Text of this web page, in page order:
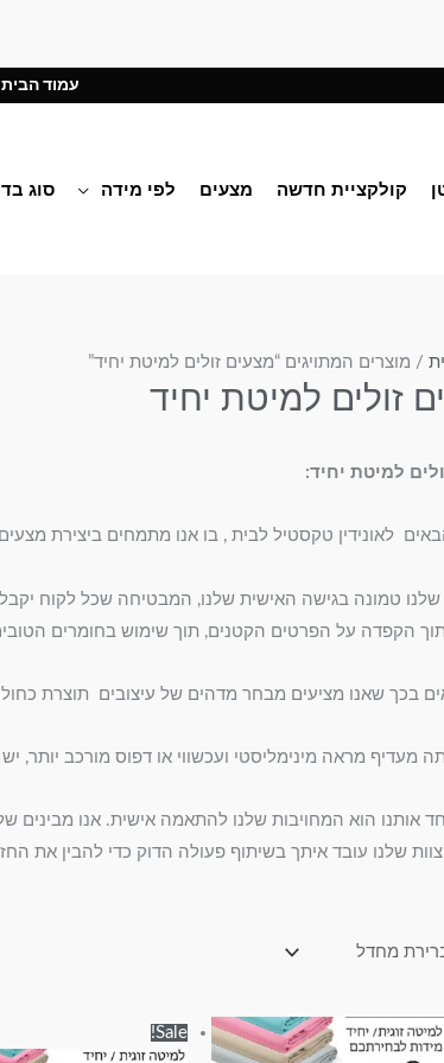
עמוד הבית
קולקציית חדשה מצעים לפי מידה סוג בד
/ מוצרים המתויגים “מצעים זולים למיטת יחיד”
זולים למיטת יחיד
למיטת יחיד:
לאונידין טקסטיל לבית , בו אנו מתמחים ביצירת
שלנו טמונה בגישה האישית שלנו, המבטיחה שכל לקוח
הקפדה על הפרטים הקטנים, תוך שימוש בחומרים
בכך שאנו מציעים מבחר מדהים של עיצובים תוצרת כחול
מעדיף מראה מינימליסטי ועכשווי או דפוס מורכב יותר,
אותנו הוא המחויבות שלנו להתאמה אישית. אנו מבינים
שלנו עובד איתך בשיתוף פעולה הדוק כדי להבין את
טווח
מחירים:
למוצר
Sale!